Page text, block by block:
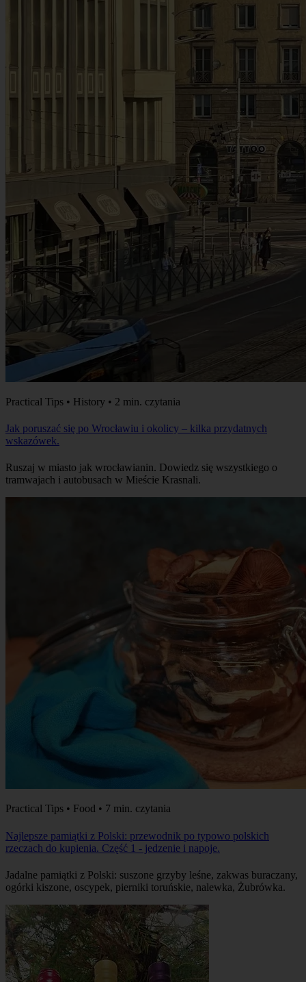
Practical Tips • History • 2 min. czytania
Jak poruszać się po Wrocławiu i okolicy – kilka przydatnych
wskazówek.
Ruszaj w miasto jak wrocławianin. Dowiedz się wszystkiego o
tramwajach i autobusach w Mieście Krasnali.
Practical Tips • Food • 7 min. czytania
Najlepsze pamiątki z Polski: przewodnik po typowo polskich
rzeczach do kupienia. Część 1 - jedzenie i napoje.
Jadalne pamiątki z Polski: suszone grzyby leśne, zakwas buraczany,
ogórki kiszone, oscypek, pierniki toruńskie, nalewka, Żubrówka.